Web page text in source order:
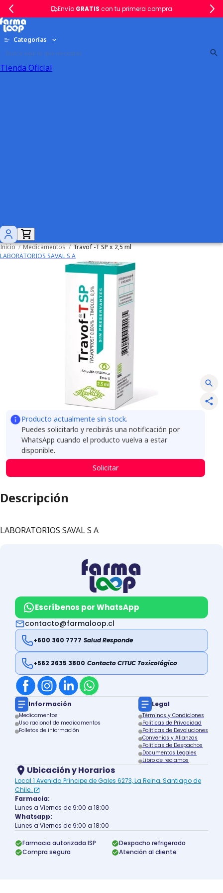
Envío GRATIS con tu primera compra
Categorías
Tienda Oficial
Inicio / Medicamentos / Travof -T SP x 2,5 ml
LABORATORIOS SAVAL S A
Producto actualmente sin stock.
Puedes solicitarlo y recibirás una notificación por
WhatsApp cuando el producto vuelva a estar
disponible.
Solicitar
Descripción
LABORATORIOS SAVAL S A
Escríbenos por WhatsApp
contacto@farmaloop.cl
+600 360 7777 Salud Responde
+562 2635 3800 Contacto CITUC Toxicológico
Información
Medicamentos
Uso racional de medicamentos
Folletos de información
Legal
Términos y Condiciones
Políticas de Privacidad
Políticas de Devoluciones
Convenios y Alianzas
Políticas de Despachos
Documentos Legales
Libro de reclamos
Ubicación y Horarios
Local 1 Avenida Príncipe de Gales 6273, La Reina, Santiago de
Chile.
Farmacia:
Lunes a Viernes de 9:00 a 18:00
Whatsapp:
Lunes a Viernes de 9:00 a 18:00
Farmacia autorizada ISP
Despacho refrigerado
Compra segura
Atención al cliente